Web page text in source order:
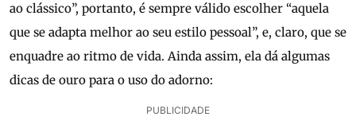
ao clássico”, portanto, é sempre válido escolher “aquela
que se adapta melhor ao seu estilo pessoal”, e, claro, que se
enquadre ao ritmo de vida. Ainda assim, ela dá algumas
dicas de ouro para o uso do adorno:
PUBLICIDADE